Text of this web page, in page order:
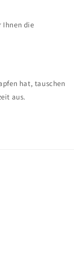
Ihnen die
hat, tauschen
aus.